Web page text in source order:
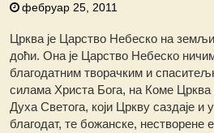
фебруар 25, 2011
Црква је Царство Небеско на земљи,
доћи. Она је Царство Небеско
благодатним творачким и
силама Христа Бога, на Коме Црква
Духа Светога, који Цркву саздаје и
благодат, те божанске, нестворене